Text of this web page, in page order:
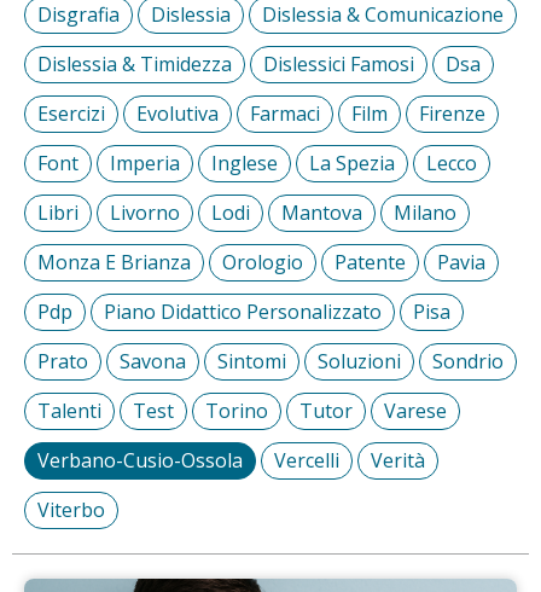
Disgrafia
Dislessia
Dislessia & Comunicazione
Dislessia & Timidezza
Dislessici Famosi
Dsa
Esercizi
Evolutiva Farmaci Film
Firenze
Font
Imperia Inglese La Spezia
Lecco
Libri
Livorno Lodi Mantova
Milano
Monza E Brianza
Orologio Patente
Pavia
Pdp
Piano Didattico Personalizzato
Pisa
Prato
Savona Sintomi Soluzioni
Sondrio
Talenti
Test Torino Tutor
Varese
Verbano-Cusio-Ossola
Vercelli
Verità
Viterbo